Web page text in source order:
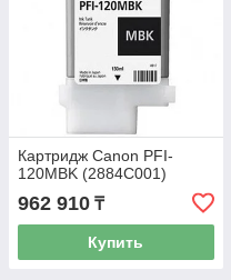
Картридж Canon PFI-
120MBK (2884C001)
962 910 ₸
Купить